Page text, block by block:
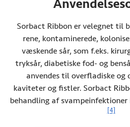
Sorbact Ribbon er velegnet til
rene, kontaminerede,
væskende sår, som f.eks.
tryksår, diabetiske fod- og
anvendes til overfladiske og
kaviteter og fistler. Sorbact
behandling af
[4]
Se